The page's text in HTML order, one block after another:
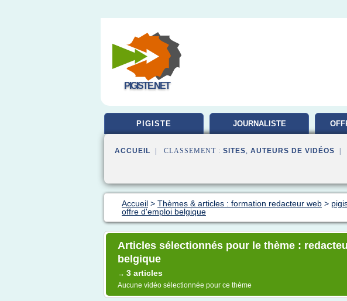
PIGISTE.NET
PIGISTE JOURNALISTE
ACCUEIL | CLASSEMENT : SITES, AUTEURS DE VIDÉOS |
Accueil > Thèmes & articles : formation redacteur web >
offre d'emploi belgique
Articles sélectionnés pour le thème :
belgique
→ 3 articles
Aucune vidéo sélectionnée pour ce thème